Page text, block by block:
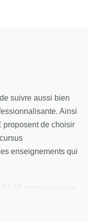
suivre aussi bien
Ainsi
proposent de choisir
enseignements qui
proposent une
SGE est le fruit